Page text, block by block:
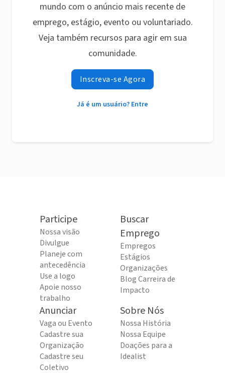
mundo com o anúncio mais recente de
emprego, estágio, evento ou voluntariado.
Veja também recursos para agir em sua
comunidade.
Inscreva-se Agora
Já é um usuário? Entre
Participe
Nossa visão
Divulgue
Planeje com
antecedência
Use a logo
Apoie nosso
trabalho
Buscar
Emprego
Empregos
Estágios
Organizações
Blog Carreira de
Impacto
Anunciar
Vaga ou Evento
Cadastre sua
Organização
Cadastre seu
Coletivo
Sobre Nós
Nossa História
Nossa Equipe
Doações para a
Idealist